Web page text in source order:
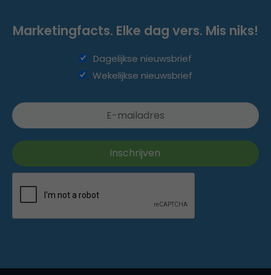
Marketingfacts. Elke dag vers. Mis niks!
Dagelijkse nieuwsbrief
Wekelijkse nieuwsbrief